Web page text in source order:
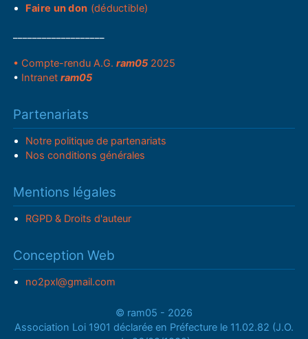
Faire un don (déductible)
• Compte-rendu A.G.ram05 2025
• Intranetram05
Partenariats
Notre politique de partenariats
Nos conditions générales
Mentions légales
RGPD & Droits d'auteur
Conception Web
no2pxl@gmail.com
© ram05 - 2026
Association Loi 1901 déclarée en Préfecture le 11.02.82 (J.O.